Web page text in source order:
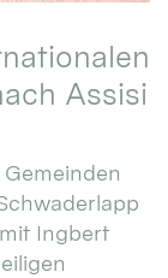
Assisi
Ingbert